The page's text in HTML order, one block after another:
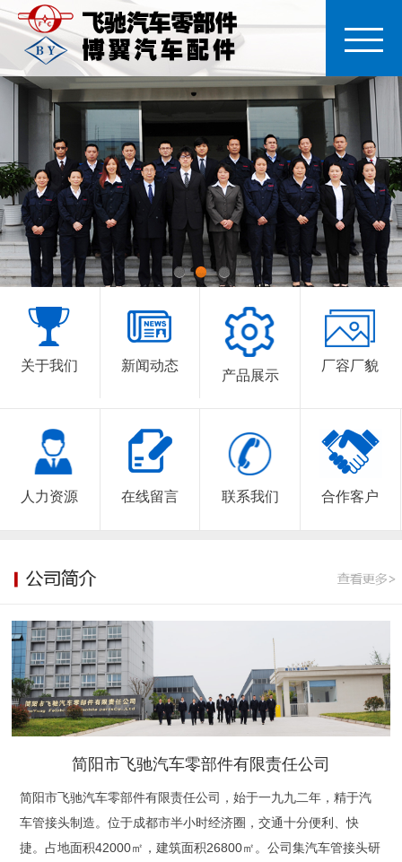
1 2 3
关于我们 新闻动态
产品展示
厂容厂貌
人力资源 在线留言 联系我们 合作客户
简阳市飞驰汽车零部件有限责任公司
简阳市飞驰汽车零部件有限责任公司，始于一九九二年，精于汽
车管接头制造。位于成都市半小时经济圈，交通十分便利、快
捷。占地面积42000㎡，建筑面积26800㎡。公司集汽车管接头研